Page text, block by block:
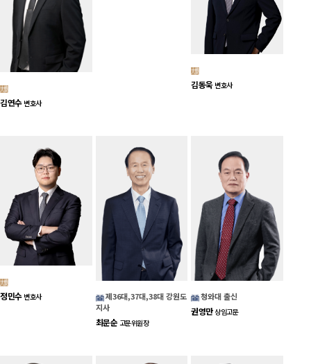
김연수변호사
김동욱변호사
정민수변호사
제36대,37대,38대 강원도
지사
최문순 고문위원장
청와대 출신
권영만상임고문